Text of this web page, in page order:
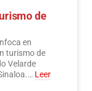
de
en
turismo de
Velarde
Leer